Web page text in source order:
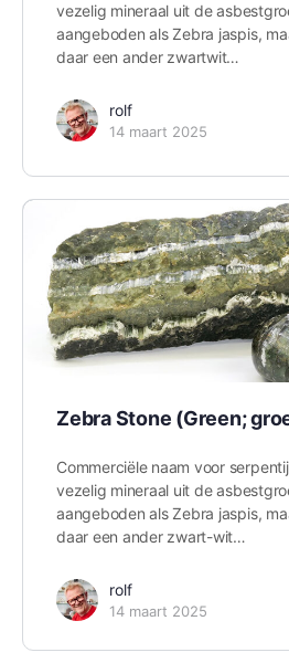
vezelig mineraal uit de
aangeboden als Zebra jaspis,
daar een ander zwartwit…
rolf
14 maart 2025
Zebra Stone (Green;
Commerciële naam voor
vezelig mineraal uit de
aangeboden als Zebra jaspis,
daar een ander zwart-wit…
rolf
14 maart 2025